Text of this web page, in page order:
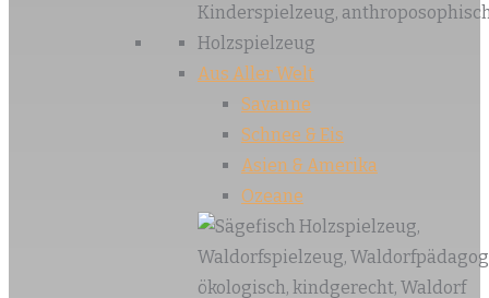
Aus Aller Welt
Savanne
Schnee & Eis
Asien & Amerika
Ozeane